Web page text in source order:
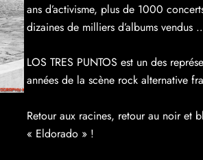
ans d’activisme, plus de 1000
dizaines de milliers d’albums vendus
LOS TRES PUNTOS est un des
années de la scène rock alternative
Retour aux racines, retour au noir et
« Eldorado » !